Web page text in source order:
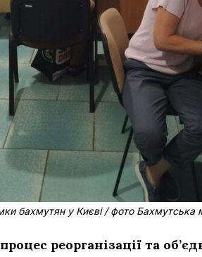
бахмутян у Києві / фото Бахмутська
реорганізації та